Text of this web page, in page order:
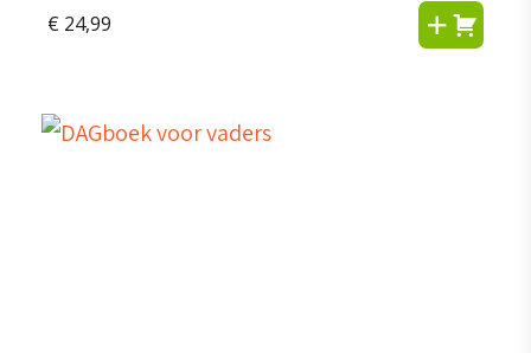
€ 24,99